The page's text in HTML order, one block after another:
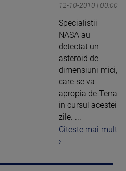
12-10-2010 | 00:00
Specialistii
NASA au
detectat un
asteroid de
dimensiuni mici,
care se va
apropia de Terra
in cursul acestei
zile. ...
Citeste mai mult
›